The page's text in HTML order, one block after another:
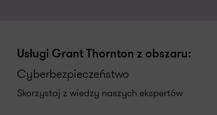
Usługi Grant Thornton z obszaru:
Cyberbezpieczeństwo
Skorzystaj z wiedzy naszych ekspertów